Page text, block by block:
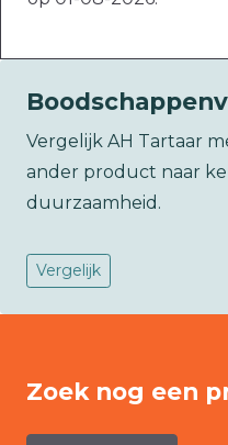
Vergelijk AH Tartaar
ander product naar
duurzaamheid.
Vergelijk
Zoek nog een